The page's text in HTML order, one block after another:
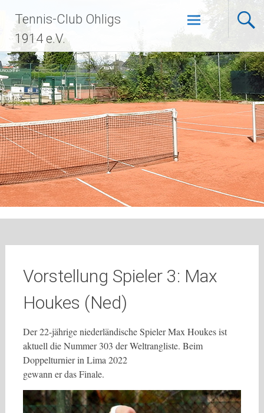
Inhalt
springen
Tennis-Club Ohligs
1914 e.V.
Vorstellung Spieler 3: Max
Houkes (Ned)
Der 22-jährige niederländische Spieler Max Houkes ist
aktuell die Nummer 303 der Weltrangliste. Beim
Doppelturnier in Lima 2022
gewann er das Finale.